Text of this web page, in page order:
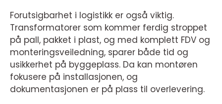
Forutsigbarhet i logistikk er også viktig.
Transformatorer som kommer ferdig stroppet
på pall, pakket i plast, og med komplett FDV og
monteringsveiledning, sparer både tid og
usikkerhet på byggeplass. Da kan montøren
fokusere på installasjonen, og
dokumentasjonen er på plass til overlevering.